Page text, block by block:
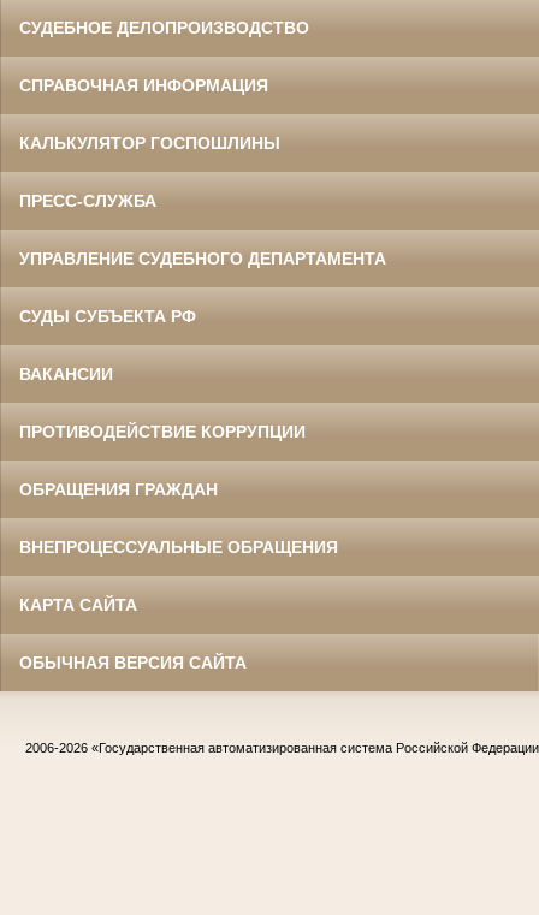
СУДЕБНОЕ ДЕЛОПРОИЗВОДСТВО
СПРАВОЧНАЯ ИНФОРМАЦИЯ
КАЛЬКУЛЯТОР ГОСПОШЛИНЫ
ПРЕСС-СЛУЖБА
УПРАВЛЕНИЕ СУДЕБНОГО ДЕПАРТАМЕНТА
СУДЫ СУБЪЕКТА РФ
ВАКАНСИИ
ПРОТИВОДЕЙСТВИЕ КОРРУПЦИИ
ОБРАЩЕНИЯ ГРАЖДАН
ВНЕПРОЦЕССУАЛЬНЫЕ ОБРАЩЕНИЯ
КАРТА САЙТА
ОБЫЧНАЯ ВЕРСИЯ САЙТА
2006-2026 «Государственная автоматизированная система Российской